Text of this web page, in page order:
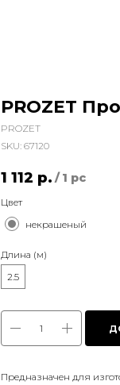
PROZET
PROZET
SKU: 67120
1 112 р. / 1 pc
Цвет
некрашеный
Длина (м)
2.5
Предназначен для